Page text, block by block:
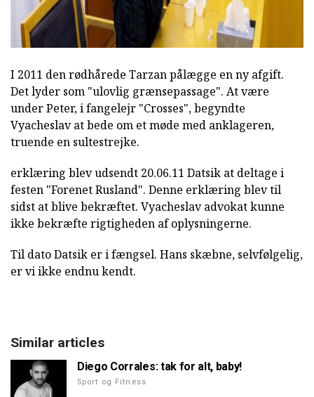
I 2011 den rødhårede Tarzan pålægge en ny afgift.
Det lyder som "ulovlig grænsepassage". At være
under Peter, i fangelejr "Crosses", begyndte
Vyacheslav at bede om et møde med anklageren,
truende en sultestrejke.
erklæring blev udsendt 20.06.11 Datsik at deltage i
festen "Forenet Rusland". Denne erklæring blev til
sidst at blive bekræftet. Vyacheslav advokat kunne
ikke bekræfte rigtigheden af oplysningerne.
Til dato Datsik er i fængsel. Hans skæbne, selvfølgelig,
er vi ikke endnu kendt.
Similar articles
Diego Corrales: tak for alt, baby!
Sport og Fitness